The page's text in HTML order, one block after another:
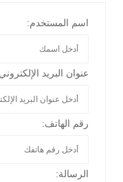
اسم المستخدم:
عنوان البريد
رقم الهاتف:
الرسالة: